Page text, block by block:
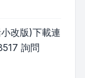
改版)下載連
詢問